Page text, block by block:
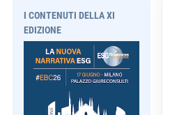
I CONTENUTI DELLA XI
EDIZIONE